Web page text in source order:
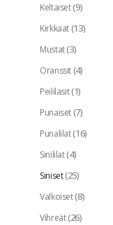
Keltaiset(9)
Kirkkaat(13)
Mustat(3)
Oranssit(4)
Peililasit(1)
Punaiset(7)
Punalilat(16)
Sinililat(4)
Siniset(25)
Valkoiset(8)
Vihreät(26)